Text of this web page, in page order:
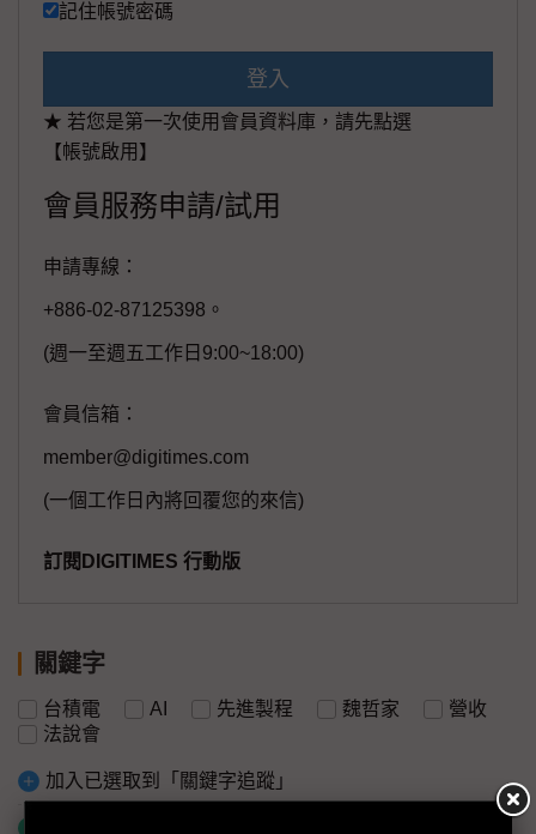
記住帳號密碼
登入
★ 若您是第一次使用會員資料庫，請先點選
【帳號啟用】
會員服務申請/試用
申請專線：
+886-02-87125398。
(週一至週五工作日9:00~18:00)
會員信箱：
member@digitimes.com
(一個工作日內將回覆您的來信)
訂閱DIGITIMES 行動版
關鍵字
台積電 AI 先進製程 魏哲家
營收
法說會
加入已選取到「關鍵字追蹤」